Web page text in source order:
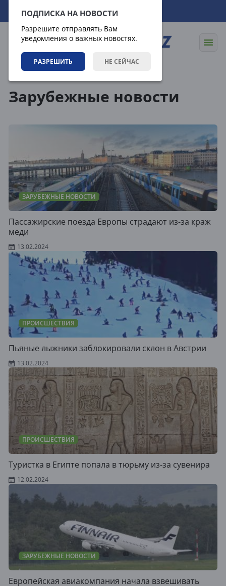
ПОДПИСКА НА НОВОСТИ
Разрешите отправлять Вам
уведомления о важных новостях.
РАЗРЕШИТЬ НЕ СЕЙЧАС
06.08.2026 23:05:06
Зарубежные новости
ЗАРУБЕЖНЫЕ НОВОСТИ
Пассажирские поезда Европы страдают из-за краж
меди
13.02.2024
ПРОИСШЕСТВИЯ
Пьяные лыжники заблокировали склон в Австрии
13.02.2024
ПРОИСШЕСТВИЯ
Туристка в Египте попала в тюрьму из-за сувенира
12.02.2024
ЗАРУБЕЖНЫЕ НОВОСТИ
Европейская авиакомпания начала взвешивать